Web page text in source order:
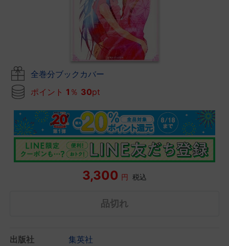
全巻分ブックカバー
ポイント 1 ％ 30pt
3,300 円 税込
品切れ
出版社 集英社